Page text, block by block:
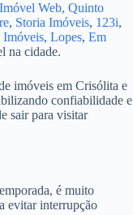
Imóvel Web, Quinto
, Storia Imóveis, 123i,
, Lopes, Em
na cidade.
imóveis em Crisólita e
confiabilidade e
sair para visitar
é muito
evitar interrupção